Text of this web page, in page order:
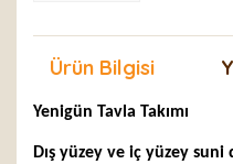
Ürün Bilgisi
Yenigün Tavla Takımı
Dış yüzey ve iç yüzey suni